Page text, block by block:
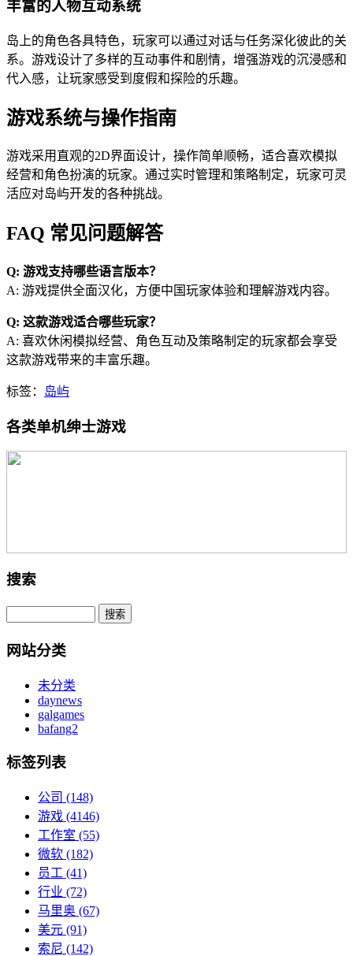
丰富的人物互动系统
岛上的角色各具特色，玩家可以通过对话与任务深化彼此的关
系。游戏设计了多样的互动事件和剧情，增强游戏的沉浸感和
代入感，让玩家感受到度假和探险的乐趣。
游戏系统与操作指南
游戏采用直观的2D界面设计，操作简单顺畅，适合喜欢模拟
经营和角色扮演的玩家。通过实时管理和策略制定，玩家可灵
活应对岛屿开发的各种挑战。
FAQ 常见问题解答
Q: 游戏支持哪些语言版本？
A: 游戏提供全面汉化，方便中国玩家体验和理解游戏内容。
Q: 这款游戏适合哪些玩家？
A: 喜欢休闲模拟经营、角色互动及策略制定的玩家都会享受
这款游戏带来的丰富乐趣。
标签： 岛屿
各类单机绅士游戏
搜索
网站分类
未分类
daynews
galgames
bafang2
标签列表
公司 (148)
游戏 (4146)
工作室 (55)
微软 (182)
员工 (41)
行业 (72)
马里奥 (67)
美元 (91)
索尼 (142)